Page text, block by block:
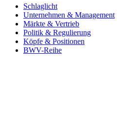
Schlaglicht
Unternehmen & Management
Märkte & Vertrieb
Politik & Regulierung
Köpfe & Positionen
BWV-Reihe